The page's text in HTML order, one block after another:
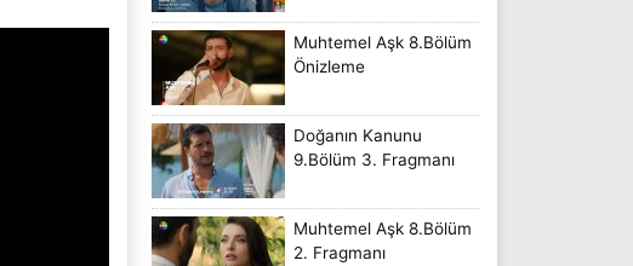
Muhtemel Aşk 8.Bölüm
Önizleme
Doğanın Kanunu
9.Bölüm 3. Fragmanı
Muhtemel Aşk 8.Bölüm
2. Fragmanı